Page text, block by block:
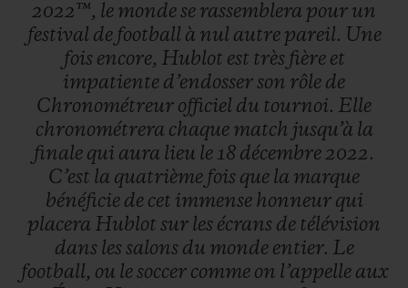
2022™, le mondese rassemblera pour un
festival de football à nul autre pareil. Une
fois encore, Hublot est très fière et
impatiente d’endosserson rôle de
Chronométreur officiel du tournoi. Elle
chronométrera chaque match jusqu’à la
finale qui aura lieu le 18 décembre2022.
C’est la quatrième fois que la marque
bénéficie de cet immense honneur qui
placera Hublot sur les écrans de télévision
dans lessalons du monde entier. Le
football, ou lesoccer comme on l’appelle aux